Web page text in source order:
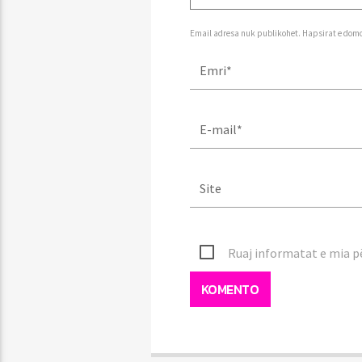
Email adresa nuk publikohet. Hapsirat e
Ruaj informatat e mia